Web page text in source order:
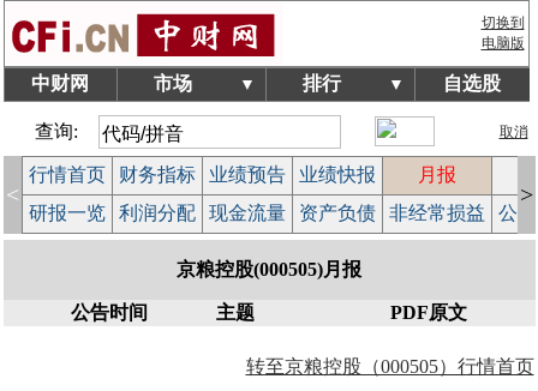
切换到
电脑版
中财网 市场 ▼ 排行 ▼ 自选股
查询: 取消
<
行情首页 财务指标 业绩预告 业绩快报 月报
研报一览
利润分配 现金流量 资产负债 非经常损益 公
>
京粮控股(000505)月报
公告时间 主题 PDF原文
转至京粮控股（000505）行情首页